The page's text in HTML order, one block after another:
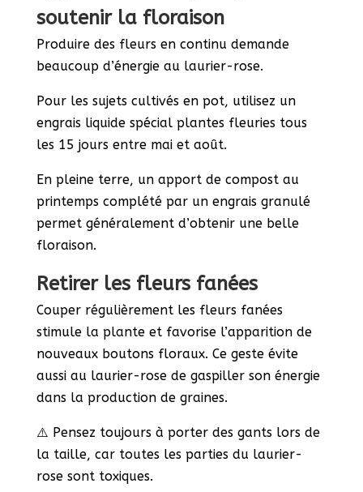
soutenir la floraison
Produire des fleurs en continu demande
beaucoup d’énergie au laurier-rose.
Pour les sujets cultivés en pot, utilisez un
engrais liquide spécial plantes fleuries tous
les 15 jours entre mai et août.
En pleine terre, un apport de compost au
printemps complété par un engrais granulé
permet généralement d’obtenir une belle
floraison.
Retirer les fleurs fanées
Couper régulièrement les fleurs fanées
stimule la plante et favorise l’apparition de
nouveaux boutons floraux. Ce geste évite
aussi au laurier-rose de gaspiller son énergie
dans la production de graines.
⚠️ Pensez toujours à porter des gants lors de
la taille, car toutes les parties du laurier-
rose sont toxiques.